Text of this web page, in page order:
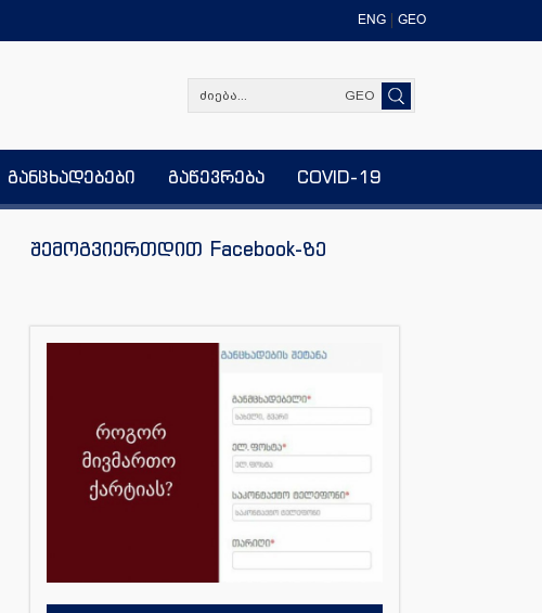
ENG GEO
GEO
განცხადებები გაწევრება COVID-19
შემოგვიერთდით Facebook-ზე